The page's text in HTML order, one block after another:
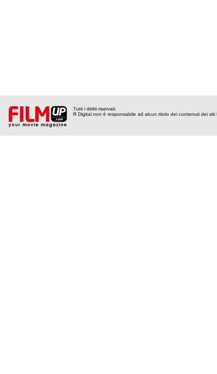
Tutti i diritti riservati
R Digital non è responsabile ad alcun titolo dei contenuti dei siti